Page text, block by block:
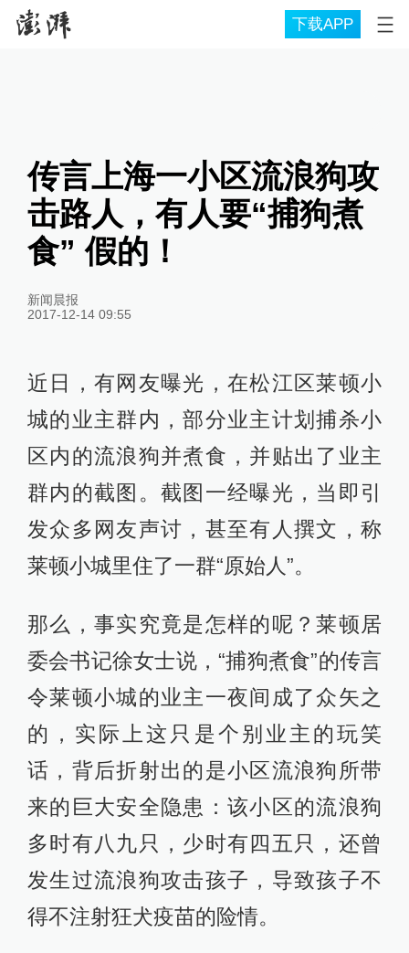
下载APP
传言上海一小区流浪狗攻
击路人，有人要“捕狗煮
食” 假的！
新闻晨报
2017-12-14 09:55
近日，有网友曝光，在松江区莱顿小
城的业主群内，部分业主计划捕杀小
区内的流浪狗并煮食，并贴出了业主
群内的截图。截图一经曝光，当即引
发众多网友声讨，甚至有人撰文，称
莱顿小城里住了一群“原始人”。
那么，事实究竟是怎样的呢？莱顿居
委会书记徐女士说，“捕狗煮食”的传言
令莱顿小城的业主一夜间成了众矢之
的，实际上这只是个别业主的玩笑
话，背后折射出的是小区流浪狗所带
来的巨大安全隐患：该小区的流浪狗
多时有八九只，少时有四五只，还曾
发生过流浪狗攻击孩子，导致孩子不
得不注射狂犬疫苗的险情。